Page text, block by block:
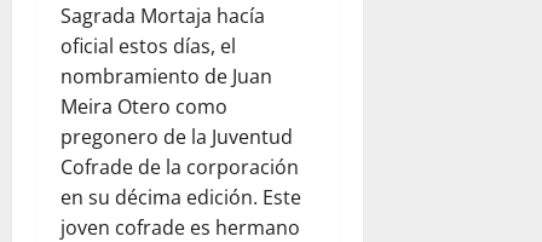
Sagrada Mortaja hacía
oficial estos días, el
nombramiento de Juan
Meira Otero como
pregonero de la Juventud
Cofrade de la corporación
en su décima edición. Este
joven cofrade es hermano